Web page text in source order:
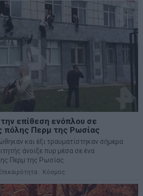
επίθεση ενόπλου σε
πόλης Περμ της Ρωσίας
και έξι τραυματίστηκαν σήμερα
άνοιξε πυρ μέσα σε ένα
Περμ της Ρωσίας
Επικαιρότητα Κόσμος